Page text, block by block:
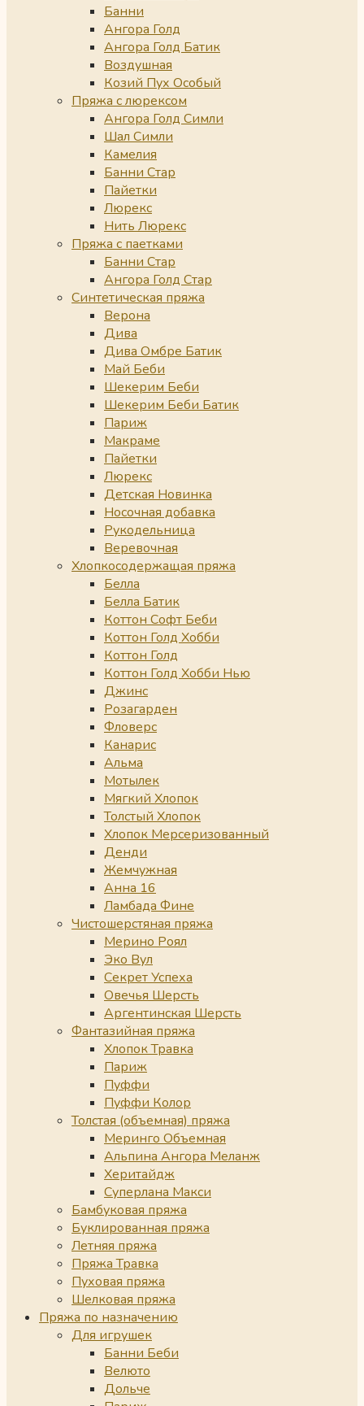
Банни
Ангора Голд
Ангора Голд Батик
Воздушная
Козий Пух Особый
Пряжа с люрексом
Ангора Голд Симли
Шал Симли
Камелия
Банни Стар
Пайетки
Люрекс
Нить Люрекс
Пряжа с паетками
Банни Стар
Ангора Голд Стар
Синтетическая пряжа
Верона
Дива
Дива Омбре Батик
Май Беби
Шекерим Беби
Шекерим Беби Батик
Париж
Макраме
Пайетки
Люрекс
Детская Новинка
Носочная добавка
Рукодельница
Веревочная
Хлопкосодержащая пряжа
Белла
Белла Батик
Коттон Софт Беби
Коттон Голд Хобби
Коттон Голд
Коттон Голд Хобби Нью
Джинс
Розагарден
Фловерс
Канарис
Альма
Мотылек
Мягкий Хлопок
Толстый Хлопок
Хлопок Мерсеризованный
Денди
Жемчужная
Анна 16
Ламбада Фине
Чистошерстяная пряжа
Мерино Роял
Эко Вул
Секрет Успеха
Овечья Шерсть
Аргентинская Шерсть
Фантазийная пряжа
Хлопок Травка
Париж
Пуффи
Пуффи Колор
Толстая (объемная) пряжа
Меринго Объемная
Альпина Ангора Меланж
Херитайдж
Суперлана Макси
Бамбуковая пряжа
Буклированная пряжа
Летняя пряжа
Пряжа Травка
Пуховая пряжа
Шелковая пряжа
Пряжа по назначению
Для игрушек
Банни Беби
Велюто
Дольче